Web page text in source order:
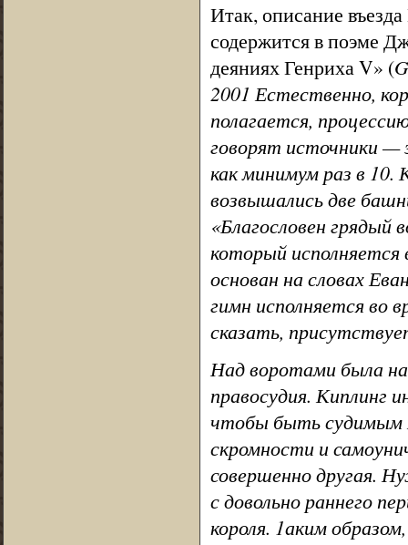
Итак, описание
содержится в поэме
деяниях Генриха V» (
2001 Естественно,
полагается,
говорят источники —
как минимум раз в 10.
возвышались две
«Благословен грядый
который исполняется
основан на словах
гимн исполняется во
сказать,
Над воротами была
правосудия. Киплинг
чтобы быть судимым
скромности и
совершенно другая.
с довольно раннего
короля. 1аким